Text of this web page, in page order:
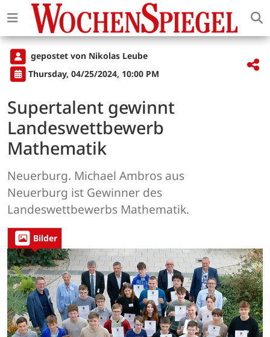
gepostet von Nikolas Leube
Thursday, 04/25/2024, 10:00 PM
Supertalent gewinnt
Landeswettbewerb
Mathematik
Neuerburg. Michael Ambros aus
Neuerburg ist Gewinner des
Landeswettbewerbs Mathematik.
Bilder